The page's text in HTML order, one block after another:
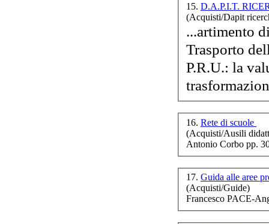
15. D.A.P.I.T.
(Acquisti/Dapit
...artimento
Trasporto
P.R.U.: la
16. Rete di scuole
(Acquisti/Ausili
Antonio Corbo pp.
17. Guida alle aree
(Acquisti/Guide)
Francesco PACE-